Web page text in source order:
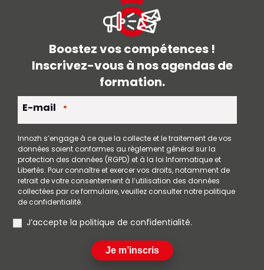
Boostez vos compétences !
Inscrivez-vous à nos agendas de
formation.
E-mail *
Innozh s’engage à ce que la collecte et le traitement de vos
données soient conformes au règlement général sur la
protection des données (RGPD) et à la loi Informatique et
Libertés. Pour connaître et exercer vos droits, notamment de
retrait de votre consentement à l’utilisation des données
collectées par ce formulaire, veuillez consulter notre politique
de confidentialité.
RGPDJ’accepte la politique de confidentialité.
Je m’inscris